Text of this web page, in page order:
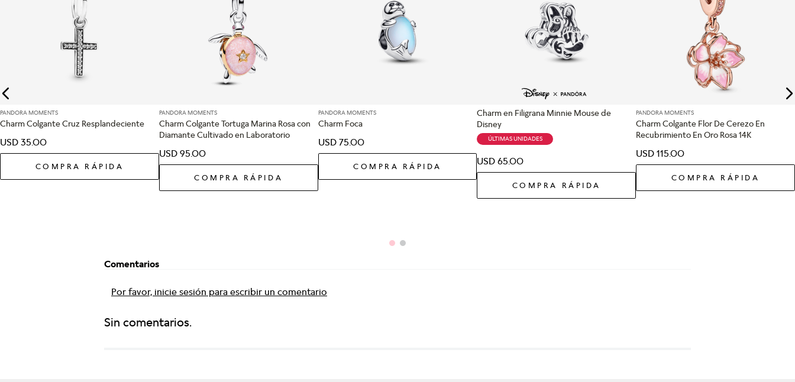
PANDORA MOMENTS
Charm Colgante Cruz Resplandeciente
USD 3500
COMPRA RÁPIDA
PANDORA MOMENTS
Charm Colgante Tortuga Marina Rosa con
Diamante Cultivado en Laboratorio
USD 9500
COMPRA RÁPIDA
PANDORA MOMENTS
Charm Foca
USD 7500
COMPRA RÁPIDA
Charm en Filigrana Minnie Mouse de
Disney
ÚLTIMAS UNIDADES
USD 65.00
COMPRA RÁPIDA
PANDORA MOMENTS
Charm Colgante Flor De Cerezo En
Recubrimiento En Oro Rosa 14K
USD 115.00
COMPRA RÁPIDA
Comentarios
Por favor, inicie sesión para escribir un comentario
Sin comentarios.